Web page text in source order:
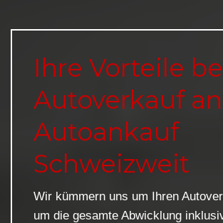
Ihre Vorteile
Autoverkauf an
Autoankauf
Schweizweit
Wir kümmern uns um Ihren
um die gesamte Abwicklung